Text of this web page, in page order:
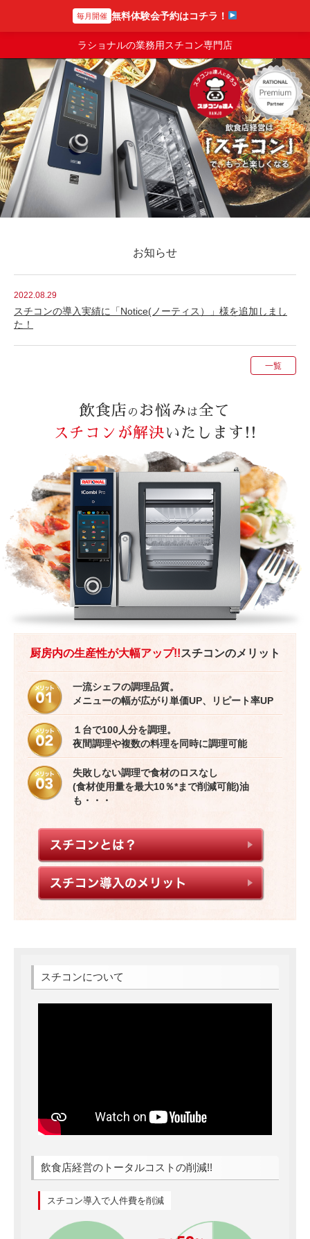
スチコンの達人
ラショナルの業務用スチコン専門店
お知らせ
2022.08.29
スチコンの導入実績に「Notice(ノーティス）」様を追加しまし
た！
一覧
飲食店 の お悩み は全て
スチコンが解決いたします!!
厨房内の生産性が大幅アップ!!スチコンのメリット
一流シェフの調理品質。
メニューの幅が広がり単価UP、リピート率UP
１台で100人分を調理。
夜間調理や複数の料理を同時に調理可能
失敗しない調理で食材のロスなし
(食材使用量を最大10％*まで削減可能)油
も・・・
スチコンについて
飲食店経営のトータルコストの削減!!
スチコン導入で人件費を削減
毎月開催 無料体験会予約はコチラ！